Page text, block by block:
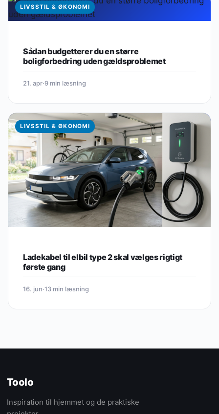
LIVSSTIL & ØKONOMI
Sådan budgetterer du en større
boligforbedring uden gældsproblemet
21. apr·9 min læsning
LIVSSTIL & ØKONOMI
Ladekabel til elbil type 2 skal vælges rigtigt
første gang
16. jun·13 min læsning
Toolo
Inspiration til hjemmet og de praktiske